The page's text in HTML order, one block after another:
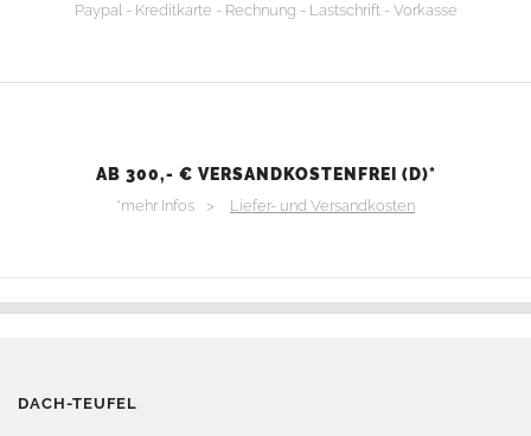
Paypal - Kreditkarte - Rechnung - Lastschrift - Vorkasse
AB 300,- € VERSANDKOSTENFREI (D)*
*mehr Infos > Liefer- und Versandkosten
DACH-TEUFEL